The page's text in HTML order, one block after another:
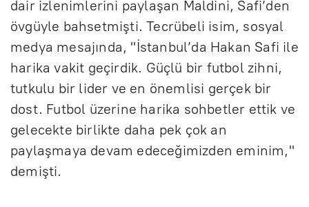
dair izlenimlerini paylaşan Maldini, Safi’den
övgüyle bahsetmişti. Tecrübeli isim, sosyal
medya mesajında, "İstanbul’da Hakan Safi ile
harika vakit geçirdik. Güçlü bir futbol zihni,
tutkulu bir lider ve en önemlisi gerçek bir
dost. Futbol üzerine harika sohbetler ettik ve
gelecekte birlikte daha pek çok an
paylaşmaya devam edeceğimizden eminim,"
demişti.